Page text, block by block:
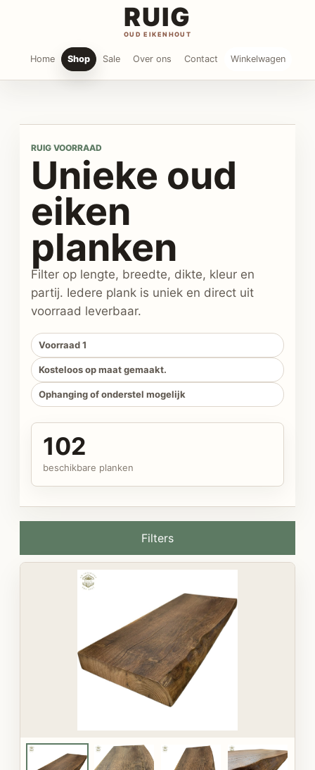
RUIG
OUD EIKENHOUT
Home Shop Sale Over ons Contact Winkelwagen
RUIG VOORRAAD
Unieke oud
eiken
planken
Filter op lengte, breedte, dikte, kleur en
partij. Iedere plank is uniek en direct uit
voorraad leverbaar.
Voorraad 1
Kosteloos op maat gemaakt.
Ophanging of onderstel mogelijk
102
beschikbare planken
Filters